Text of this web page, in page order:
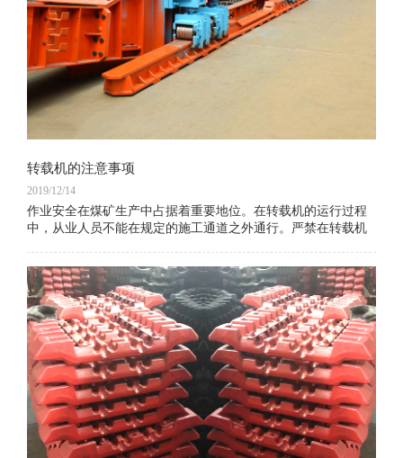
转载机的注意事项
2019/12/14
作业安全在煤矿生产中占据着重要地位。在转载机的运行过程
中，从业人员不能在规定的施工通道之外通行。严禁在转载机